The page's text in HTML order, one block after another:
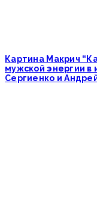
Картина Макрич
мужской энергии в
Сергиенко и